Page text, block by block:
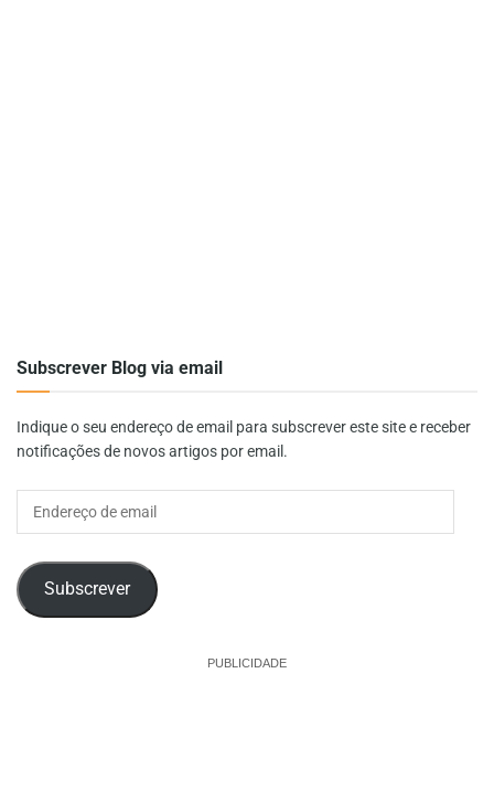
Subscrever Blog via email
Indique o seu endereço de email para subscrever este site e receber
notificações de novos artigos por email.
Subscrever
PUBLICIDADE